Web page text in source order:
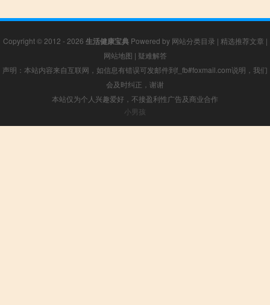
Copyright © 2012 - 2026 生活健康宝典Powered by 网站分类目录 | 精选推荐文章 |
网站地图 | 疑难解答
声明：本站内容来自互联网，如信息有错误可发邮件到f_fb#foxmail.com说明，我们
会及时纠正，谢谢
本站仅为个人兴趣爱好，不接盈利性广告及商业合作
小男孩